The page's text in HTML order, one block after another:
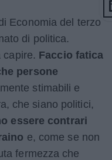
Economia del terzo
di politica.
capire. Faccio fatica
persone
stimabili e
che siano politici,
essere contrari
e, come se non
fermezza che